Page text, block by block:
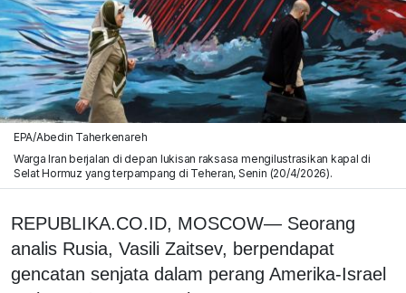
EPA/Abedin Taherkenareh
Warga Iran berjalan di depan lukisan raksasa mengilustrasikan kapal di
Selat Hormuz yang terpampang di Teheran, Senin (20/4/2026).
REPUBLIKA.CO.ID, MOSCOW— Seorang
analis Rusia, Vasili Zaitsev, berpendapat
gencatan senjata dalam perang Amerika-Israel